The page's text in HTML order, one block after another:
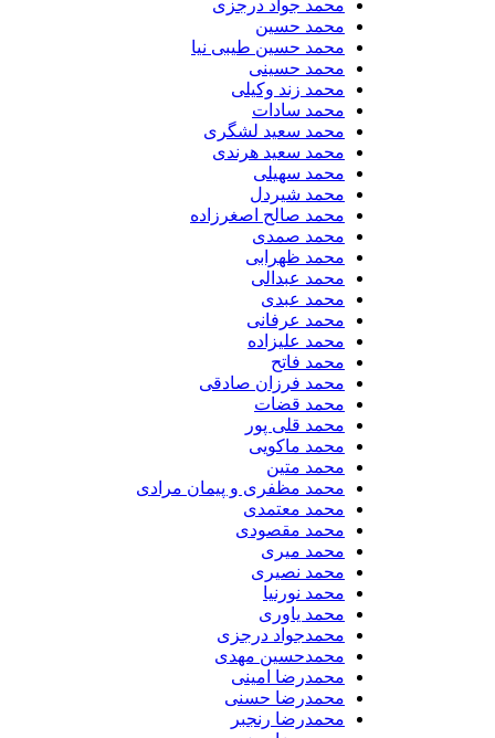
محمد جواد درجزی
محمد حسین
محمد حسین طیبی نیا
محمد حسینی
محمد زند وکیلی
محمد سادات
محمد سعید لشگری
محمد سعید هرندی
محمد سهیلی
​محمد شیردل
محمد صالح اصغرزاده
محمد صمدی
محمد ظهرابی
محمد عبدالی
محمد عبدی
محمد عرفانی
محمد علیزاده
محمد فاتح
محمد فرزان صادقی
محمد قضات
محمد قلی پور
محمد ماکویی
محمد متین
محمد مظفری و پیمان مرادی
محمد معتمدی
محمد مقصودی
محمد میری
محمد نصیری
محمد نورنیا
محمد یاوری
محمدجواد درجزی
محمدحسین مهدی
محمدرضا امینی
محمدرضا حسنی
محمدرضا رنجبر